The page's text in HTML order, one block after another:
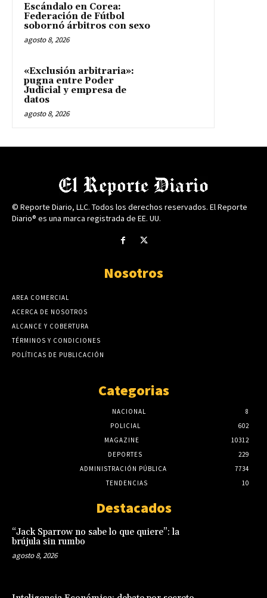
Escándalo en Corea:
Federación de Fútbol
sobornó árbitros con sexo
agosto 8, 2026
«Exclusión arbitraria»:
pugna entre Poder
Judicial y empresa de
datos
agosto 8, 2026
© Reporte Diario, LLC. Todos los derechos reservados. El Reporte
Diario® es una marca registrada de EE. UU.
Nosotros
AREA COMERCIAL
ACERCA DE NOSOTROS
ALCANCE Y COBERTURA
TÉRMINOS Y CONDICIONES
POLÍTICAS DE PUBLICACIÓN
Categorias
NACIONAL
8
POLICIAL
602
MAGAZINE
10312
DEPORTES
229
ADMINISTRACIÓN PÚBLICA
7734
TENDENCIAS
10
Destacados
“Jack Sparrow no sabe lo que quiere”: la
brújula sin rumbo
agosto 8, 2026